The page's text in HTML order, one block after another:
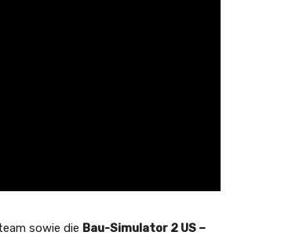
sowie die Bau-Simulator 2 US –